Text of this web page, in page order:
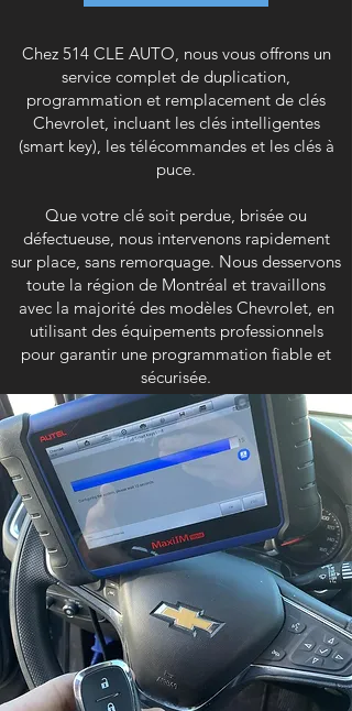
Chez 514 CLE AUTO, nous vous offrons un
service complet de duplication,
programmation et remplacement de clés
Chevrolet, incluant les clés intelligentes
(smart key), les télécommandes et les clés à
puce.
Que votre clé soit perdue, brisée ou
défectueuse, nous intervenons rapidement
sur place, sans remorquage. Nous desservons
toute la région de Montréal et travaillons
avec la majorité des modèles Chevrolet, en
utilisant des équipements professionnels
pour garantir une programmation fiable et
sécurisée.